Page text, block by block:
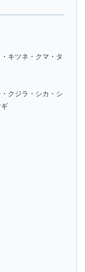
キツネ・クマ・タ
クジラ・シカ・シ